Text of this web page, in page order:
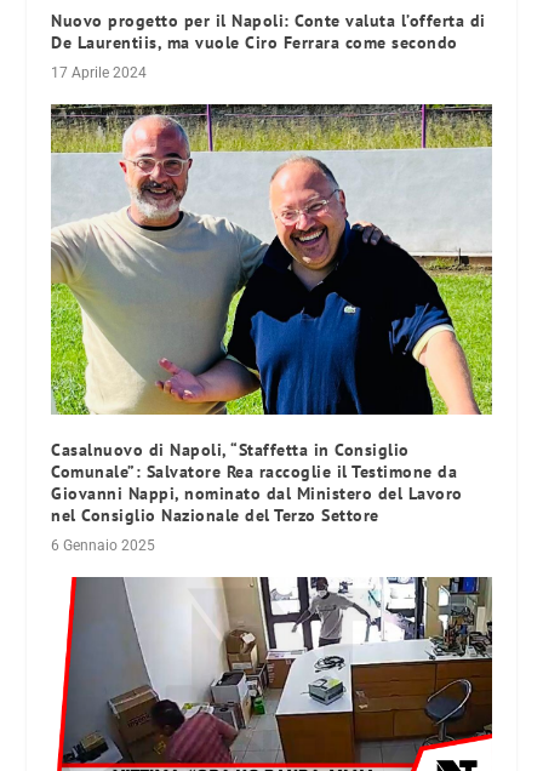
Nuovo progetto per il Napoli: Conte valuta l’offerta di
De Laurentiis, ma vuole Ciro Ferrara come secondo
17 Aprile 2024
Casalnuovo di Napoli, “Staffetta in Consiglio
Comunale”: Salvatore Rea raccoglie il Testimone da
Giovanni Nappi, nominato dal Ministero del Lavoro
nel Consiglio Nazionale del Terzo Settore
6 Gennaio 2025